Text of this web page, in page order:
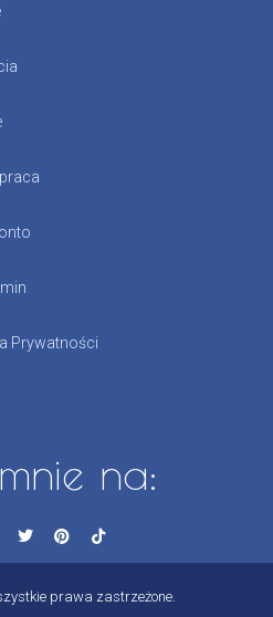
Prywatności
na:
prawa zastrzeżone.